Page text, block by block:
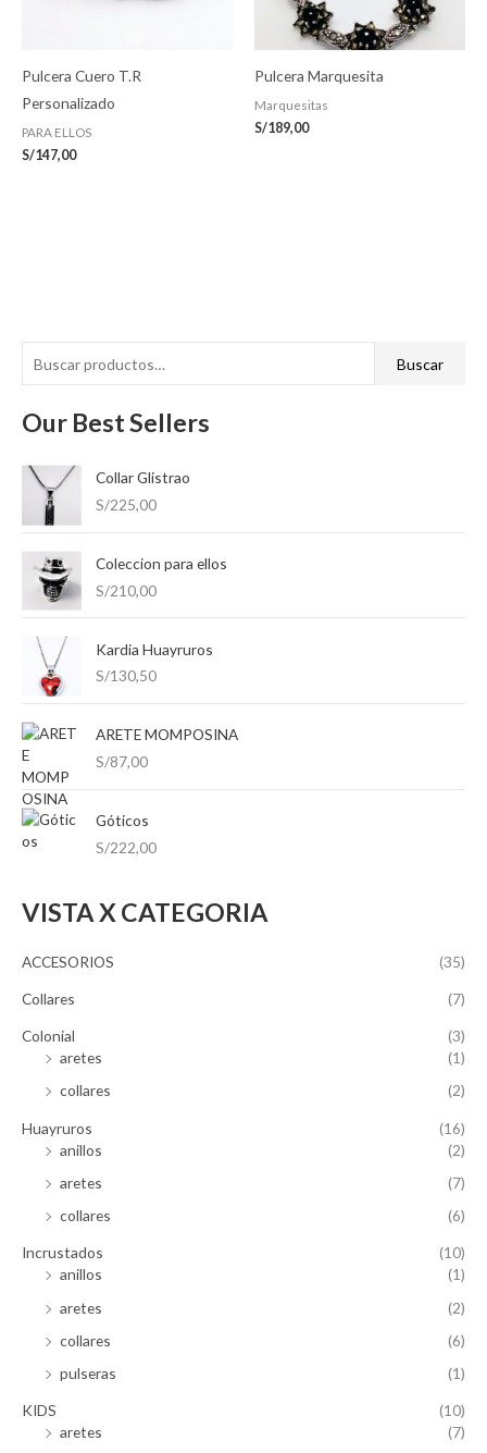
u
s
p
:
Buscar
Our Best Sellers
Collar Glistrao
S/225,00
Coleccion para ellos
S/210,00
Kardia Huayruros
S/130,50
ARETE MOMPOSINA
S/87,00
Góticos
S/222,00
VISTA X CATEGORIA
ACCESORIOS (35)
Collares (7)
Colonial
(3)
aretes
(1)
collares
(2)
Huayruros
(16)
anillos
(2)
aretes
(7)
collares
(6)
Incrustados
(10)
anillos
(1)
aretes
(2)
collares
(6)
pulseras
(1)
KIDS
(10)
aretes
(7)
mm
Pulcera Cuero T.R
Personalizado
PARA ELLOS
S/147,00
Pulcera Marquesita
Marquesitas
S/189,00